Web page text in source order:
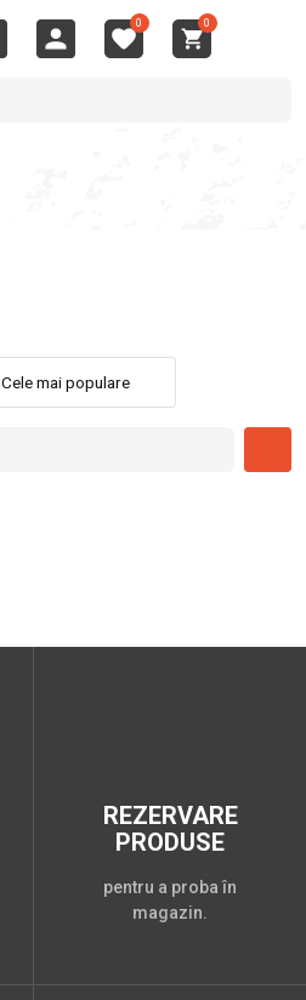
0 0
Cele mai populare
REZERVARE
PRODUSE
pentru a proba în
magazin.